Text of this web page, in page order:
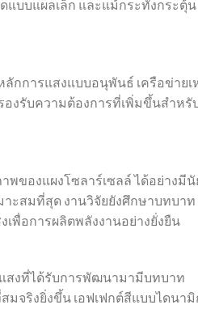
แบบแผลเล็ก และแม้กระทั่งกระตุ้น
ลักการแสงแบบอนุพันธ์ เครือข่ายเ
องรับความต้องการที่เพิ่มขึ้นสำหรั
ของแผงโซลาร์เซลล์ ได้อย่างมีนั
ะสมที่สุด งานวิจัยยังศึกษาบทบาท
เพื่อการผลิตพลังงานอย่างยั่งยืน
สงที่ได้รับการพัฒนามามีบทบาท
จริงยิ่งขึ้น เอฟเฟกต์สีแบบไดนา